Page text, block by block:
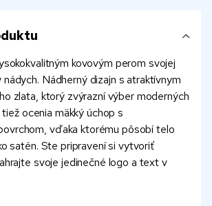
kovovým perom svojej
nádych. Nádherný dizajn s atraktívnym
zlata, ktorý zvýrazní výber moderných
ocenia mäkký úchop s
vďaka ktorému pôsobí telo
satén. Ste pripravení si vytvoriť
svoje jedinečné logo a text v